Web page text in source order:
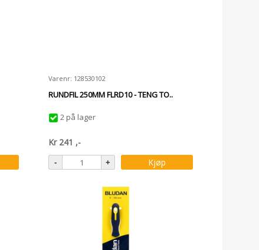
Varenr: 128530102
RUNDFIL 250MM FLRD10 - TENG TO..
2 på lager
Kr 241 ,-
Kjøp